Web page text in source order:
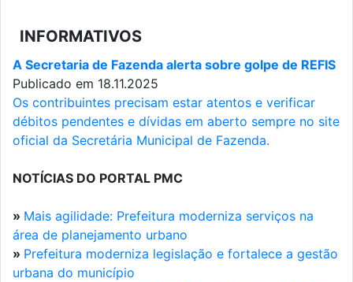
INFORMATIVOS
A Secretaria de Fazenda alerta sobre golpe de REFIS
Publicado em 18.11.2025
Os contribuintes precisam estar atentos e verificar
débitos pendentes e dívidas em aberto sempre no site
oficial da Secretária Municipal de Fazenda.
NOTÍCIAS DO PORTAL PMC
» Mais agilidade: Prefeitura moderniza serviços na
área de planejamento urbano
» Prefeitura moderniza legislação e fortalece a gestão
urbana do município